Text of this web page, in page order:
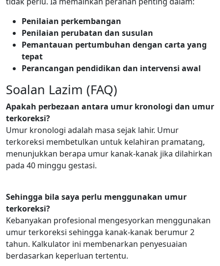
Penilaian perkembangan
Penilaian perubatan dan susulan
Pemantauan pertumbuhan dengan carta yang
tepat
Perancangan pendidikan dan intervensi awal
Soalan Lazim (FAQ)
Apakah perbezaan antara umur kronologi dan umur
terkoreksi?
Umur kronologi adalah masa sejak lahir. Umur
terkoreksi membetulkan untuk kelahiran pramatang,
menunjukkan berapa umur kanak-kanak jika dilahirkan
pada 40 minggu gestasi.
Sehingga bila saya perlu menggunakan umur
terkoreksi?
Kebanyakan profesional mengesyorkan menggunakan
umur terkoreksi sehingga kanak-kanak berumur 2
tahun. Kalkulator ini membenarkan penyesuaian
berdasarkan keperluan tertentu.